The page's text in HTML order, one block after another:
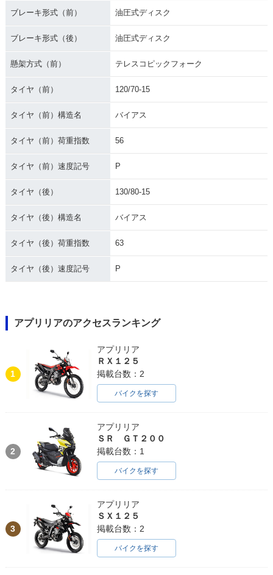
ブレーキ形式（前） 油圧式ディスク
ブレーキ形式（後） 油圧式ディスク
懸架方式（前） テレスコピックフォーク
タイヤ（前） 120/70-15
タイヤ（前）構造名 バイアス
タイヤ（前）荷重指数 56
タイヤ（前）速度記号 P
タイヤ（後） 130/80-15
タイヤ（後）構造名 バイアス
タイヤ（後）荷重指数 63
タイヤ（後）速度記号 P
アプリリアのアクセスランキング
1
アプリリア
ＲＸ１２５
掲載台数：2
バイクを探す
2
アプリリア
ＳＲ ＧＴ２００
掲載台数：1
バイクを探す
3
アプリリア
ＳＸ１２５
掲載台数：2
バイクを探す